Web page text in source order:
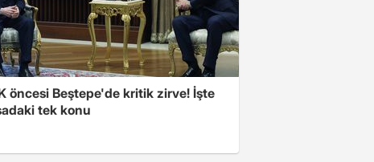
öncesi Beştepe'de kritik zirve! İşte
tek konu